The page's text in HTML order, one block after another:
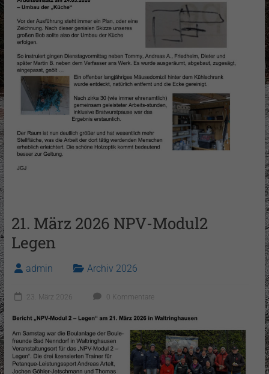
21. März 2026 NPV-Modul2
Legen
admin Archiv 2026
23. März 2026 0 Kommentare